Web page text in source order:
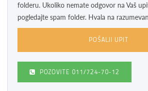
folderu. Ukoliko nemate odgovor na Vaš
pogledajte spam folder. Hvala na
POZOVITE 011/724-70-12